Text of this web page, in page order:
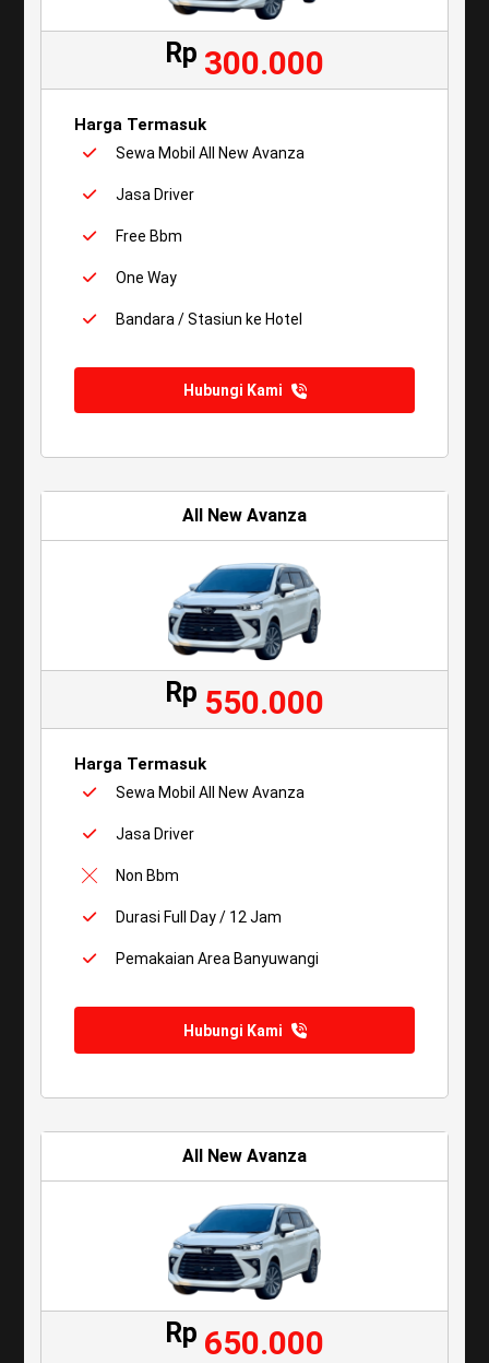
Rp 300.000
Harga Termasuk
Sewa Mobil All New Avanza
Jasa Driver
Free Bbm
One Way
Bandara / Stasiun ke Hotel
Hubungi Kami
All New Avanza
Rp 550.000
Harga Termasuk
Sewa Mobil All New Avanza
Jasa Driver
Non Bbm
Durasi Full Day / 12 Jam
Pemakaian Area Banyuwangi
Hubungi Kami
All New Avanza
Rp 650.000